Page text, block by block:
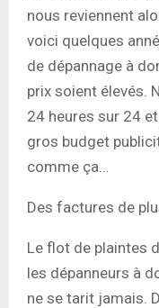
nous reviennent
voici quelques
de dépannage à
prix soient élevés.
24 heures sur 24
gros budget
comme ça…
Des factures de
Le flot de plaintes
les dépanneurs à
ne se tarit jamais.